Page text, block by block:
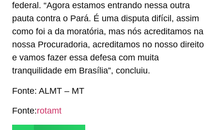
federal. “Agora estamos entrando nessa outra
pauta contra o Pará. É uma disputa difícil, assim
como foi a da moratória, mas nós acreditamos na
nossa Procuradoria, acreditamos no nosso direito
e vamos fazer essa defesa com muita
tranquilidade em Brasília”, concluiu.
Fonte: ALMT – MT
Fonte:rotamt